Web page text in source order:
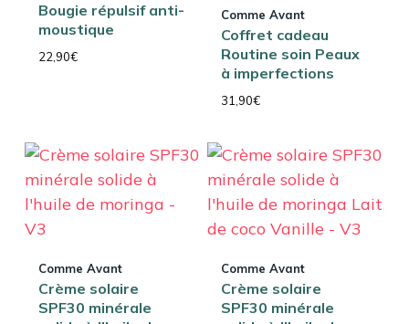
Bougie répulsif anti-
moustique
22,90€
Comme Avant
Coffret cadeau
Routine soin Peaux
à imperfections
31,90€
Comme Avant
Crème solaire
SPF30 minérale
Comme Avant
Crème solaire
SPF30 minérale